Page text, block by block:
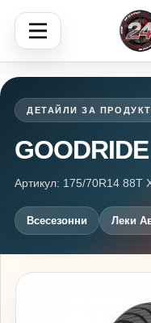
ДЕТАЙЛИ ЗА
Артикул: 175/70R14 88T
Всесезонни Леки